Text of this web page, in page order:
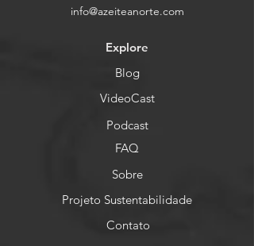
info@azeiteanorte.com
Explore
Blog
VideoCast
Podcast
FAQ
Sobre
Projeto Sustentabilidade
Contato